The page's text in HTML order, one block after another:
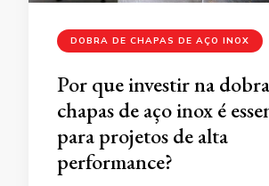
DOBRA DE CHAPAS DE AÇO INOX
Por que investir na
chapas de aço inox é
para projetos de alta
performance?